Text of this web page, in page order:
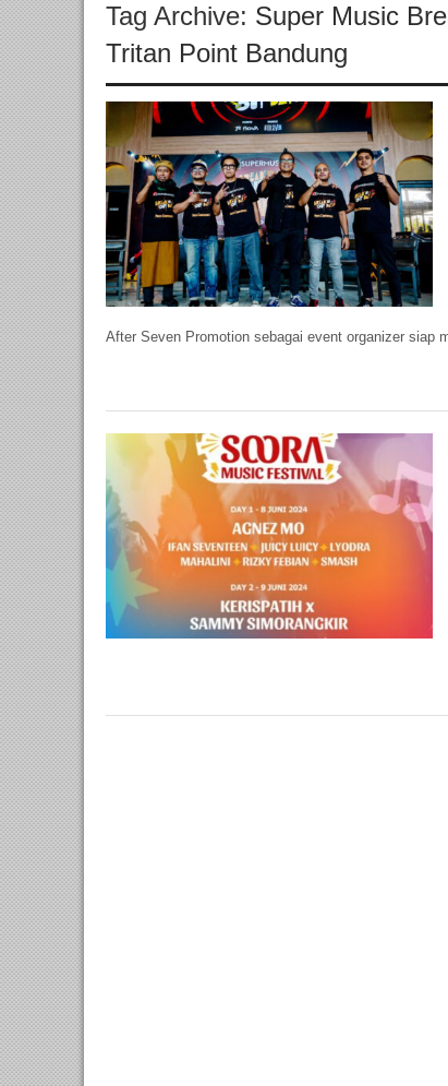
Tag Archive: Super Music
Tritan Point Bandung
After Seven Promotion sebagai event organizer siap